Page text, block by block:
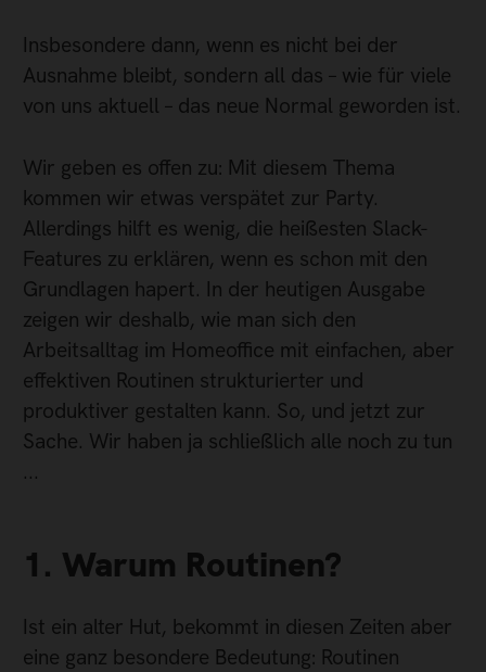
Insbesondere dann, wenn es nicht bei der
Ausnahme bleibt, sondern all das – wie für viele
von uns aktuell – das neue Normal geworden ist.
Wir geben es offen zu: Mit diesem Thema
kommen wir etwas verspätet zur Party.
Allerdings hilft es wenig, die heißesten Slack-
Features zu erklären, wenn es schon mit den
Grundlagen hapert. In der heutigen Ausgabe
zeigen wir deshalb, wie man sich den
Arbeitsalltag im Homeoffice mit einfachen, aber
effektiven Routinen strukturierter und
produktiver gestalten kann. So, und jetzt zur
Sache. Wir haben ja schließlich alle noch zu tun
...
1. Warum Routinen?
Ist ein alter Hut, bekommt in diesen Zeiten aber
eine ganz besondere Bedeutung: Routinen